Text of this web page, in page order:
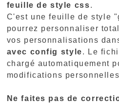
feuille de style css.
C'est une feuille de style
pourrez personnaliser
vos personnalisations
avec config style. Le
chargé automatiquement
modifications
Ne faites pas de